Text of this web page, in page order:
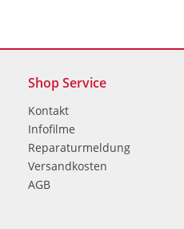
Shop Service
Kontakt
Infofilme
Reparaturmeldung
Versandkosten
AGB